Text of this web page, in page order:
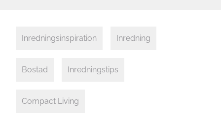
Inredningsinspiration Inredning
Bostad Inredningstips
Compact Living